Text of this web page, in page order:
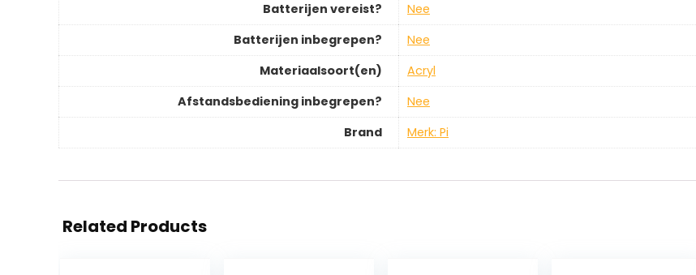
Batterijen vereist?
‎Nee
Batterijen inbegrepen?
‎Nee
Materiaalsoort(en)
‎Acryl
Afstandsbediening inbegrepen?
‎Nee
Brand
Merk: Pi
Related Products